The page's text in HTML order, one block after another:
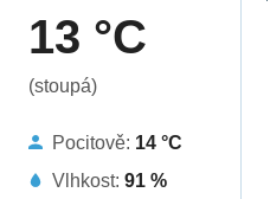
13 °C
(stoupá)
Pocitově: 14 °C
Vlhkost:91 %